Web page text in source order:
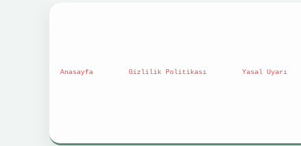
Anasayfa Gizlilik Politikası Yasal Uyarı